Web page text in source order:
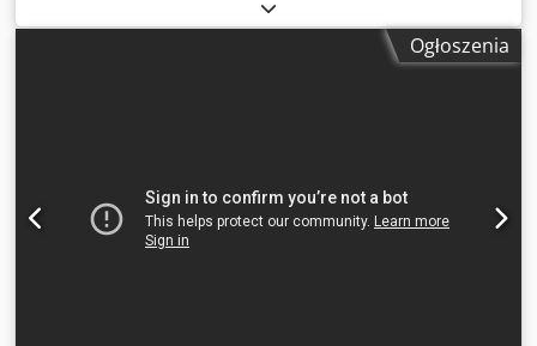
Ogłoszenia